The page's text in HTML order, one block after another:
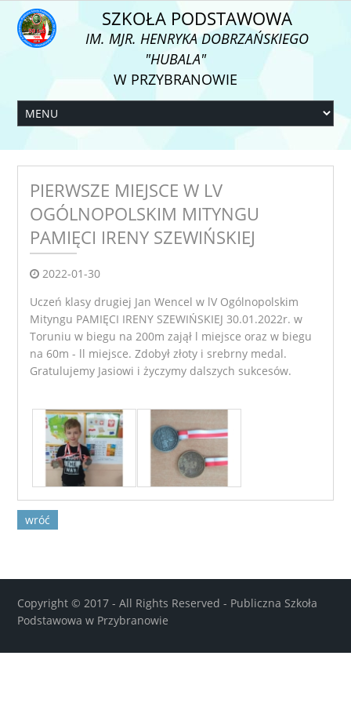
SZKOŁA PODSTAWOWA
IM. MJR. HENRYKA DOBRZAŃSKIEGO
"HUBALA"
W PRZYBRANOWIE
PIERWSZE MIEJSCE W LV
OGÓLNOPOLSKIM MITYNGU
PAMIĘCI IRENY SZEWIŃSKIEJ
2022-01-30
Uczeń klasy drugiej Jan Wencel w lV Ogólnopolskim
Mityngu PAMIĘCI IRENY SZEWIŃSKIEJ 30.01.2022r. w
Toruniu w biegu na 200m zajął l miejsce oraz w biegu
na 60m - ll miejsce. Zdobył złoty i srebrny medal.
Gratulujemy Jasiowi i życzymy dalszych sukcesów.
wróć
Copyright © 2017 - All Rights Reserved - Publiczna Szkoła
Podstawowa w Przybranowie